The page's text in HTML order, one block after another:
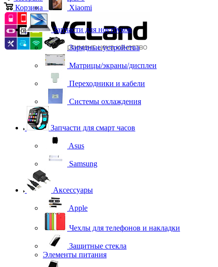
Корзина
Xiaomi
Запчасти для ноутбуков
Зарядные устройства
Матрицы/экраны/дисплеи
Переходники и кабели
Системы охлаждения
Запчасти для смарт часов
Asus
Samsung
Аксессуары
Apple
Чехлы для телефонов и накладки
Защитные стекла
Элементы питания